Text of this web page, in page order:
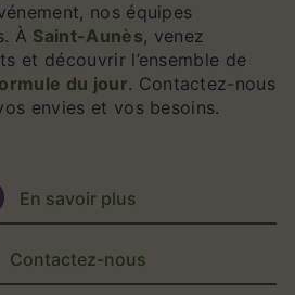
nos équipes
À Saint-Aunès, venez
et découvrir l’ensemble de
du jour. Contactez-nous
envies et vos besoins.
En savoir plus
Contactez-nous